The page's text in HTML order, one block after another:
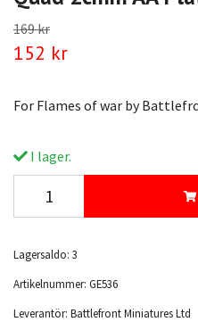
169 kr
152 kr
For Flames of war by
I lager.
Lagersaldo: 3
Artikelnummer: GE536
Leverantör: Battlefront Miniatures Ltd